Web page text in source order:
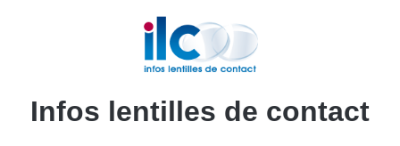
Infos lentilles de contact